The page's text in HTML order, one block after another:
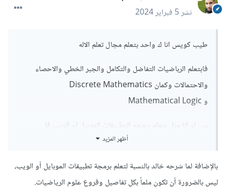
نشر5 فبراير 2024
طيب كويس انا ك واحد بتعلم مجال تعلم الاله
فابتعلم الرباضيات التفاضل والتكامل والجبر الخطي والاحصاء
والاحتمالات وكمان Discrete Mathematics
و Mathematical Logic
بس لو انا مثل بتعلم برمجه التطبيقات الموبيل او الويب فا
الاحتمالات والاحصاء والجبر والكلام ده هيفرق معي فيه اييعني
يعني مثل اك مطور ios ومتعلمتش لمفاهيم الهندسية والرياضية اي
أظهر المزيد
بالإضافة لما شرحه خالد بالنسبة لتعلم برمجة تطبيقات الموبايل أو الويب،
ليس بالضرورة أن تكون ملماً بكل تفاصيل وفروع علوم الرياضيات.